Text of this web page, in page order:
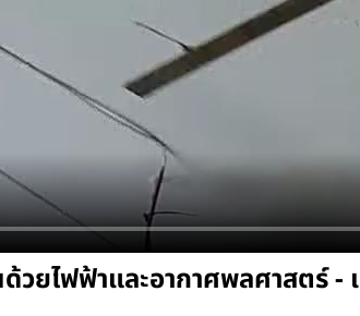
วยไฟฟ้าและอากาศพลศาสตร์ -